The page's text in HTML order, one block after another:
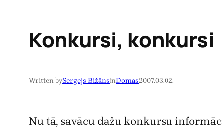
Konkursi, konkursi
Written bySergejs BižānsinDomas2007.03.02.
Nu tā, savācu dažu konkursu